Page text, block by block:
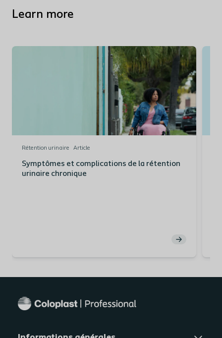
Learn more
Rétention urinaire Article
Symptômes et complications de la rétention
urinaire chronique